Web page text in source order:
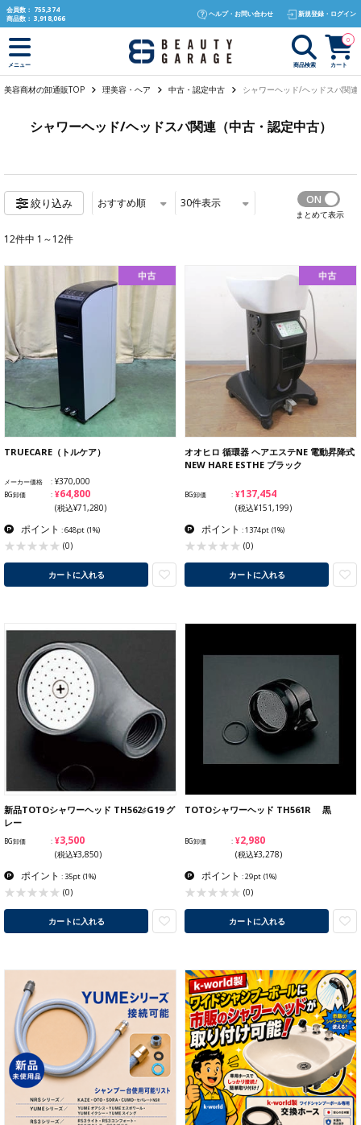
text.skipToContent
text.skipToNavigation
会員数： 755,374
商品数： 3,918,066
ヘルプ・お問い合わせ 新規登録・ログイン
メニュー 商品検索 カート
0
美容商材の卸通販TOP 理美容・ヘア 中古・認定中古 シャワーヘッド/ヘッドスパ関
シャワーヘッド/ヘッドスパ関連（中古・認定中古）
絞り込み おすすめ順 30件表示
まとめて表示
12件中 1～12件
TRUECARE（トルケア）
メーカー価格 ¥370,000
BG卸価 ¥64,800
(税込¥71,280)
ポイント : 648pt (1%)
(0)
カートに入れる
オオヒロ 循環器 ヘアエステNE 電動昇降式
NEW HARE ESTHE ブラック
BG卸価 ¥137,454
(税込¥151,199)
ポイント : 1374pt (1%)
(0)
カートに入れる
新品TOTOシャワーヘッド TH562♯G19 グ
レー
BG卸価 ¥3,500
(税込¥3,850)
ポイント : 35pt (1%)
(0)
カートに入れる
TOTOシャワーヘッド TH561R 黒
BG卸価 ¥2,980
(税込¥3,278)
ポイント : 29pt (1%)
(0)
カートに入れる